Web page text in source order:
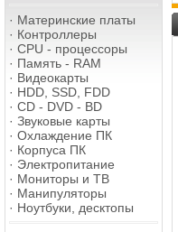
· Материнские платы
· Контроллеры
· CPU - процессоры
· Память - RAM
· Видеокарты
· HDD, SSD, FDD
· CD - DVD - BD
· Звуковые карты
· Охлаждение ПК
· Корпуса ПК
· Электропитание
· Мониторы и ТВ
· Манипуляторы
· Ноутбуки, десктопы